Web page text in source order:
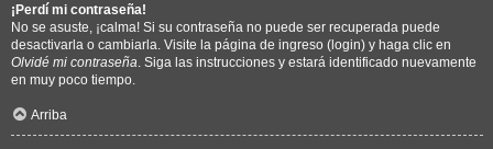
¡Perdí mi contraseña!
No se asuste, ¡calma! Si su contraseña no puede ser recuperada puede
desactivarla o cambiarla. Visite la página de ingreso (login) y haga clic en
Olvidé mi contraseña . Siga las instrucciones y estará identificado nuevamente
en muy poco tiempo.
Arriba